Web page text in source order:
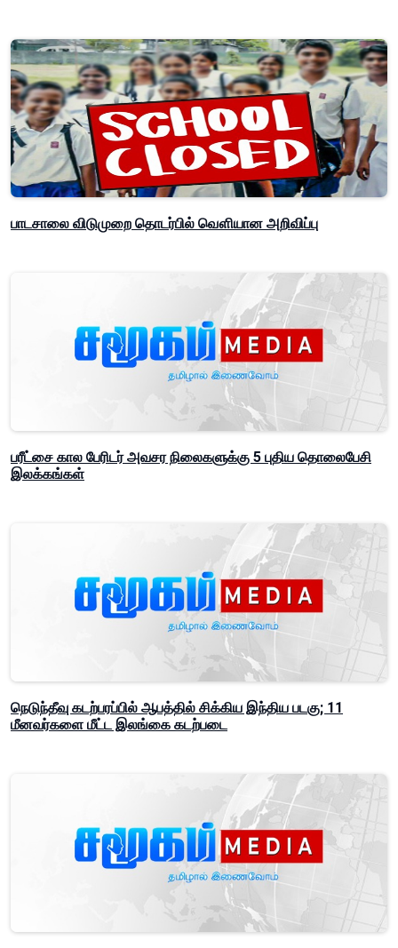
பாடசாலை விடுமுறை தொடர்பில் வௌியான அறிவிப்பு
பரீட்சை கால பேரிடர் அவசர நிலைகளுக்கு 5 புதிய தொலைபேசி
இலக்கங்கள்
நெடுந்தீவு கடற்பரப்பில் ஆபத்தில் சிக்கிய இந்திய படகு; 11
மீனவர்களை மீட்ட இலங்கை கடற்படை